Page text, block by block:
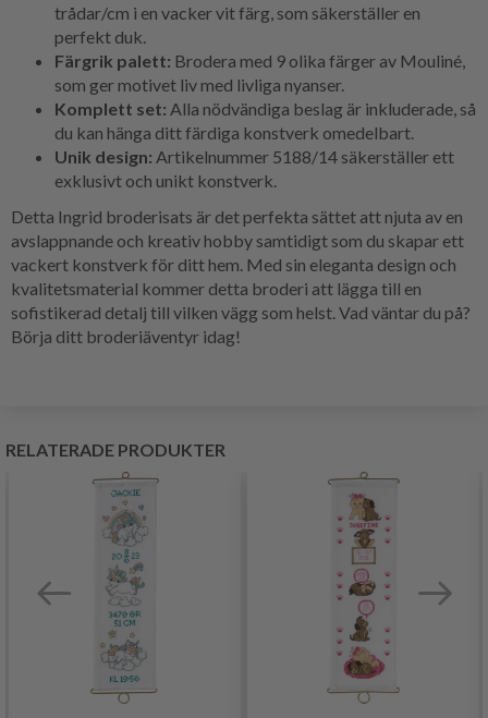
trådar/cm i en vacker vit färg, som säkerställer en
perfekt duk.
Färgrik palett: Brodera med 9 olika färger av Mouliné,
som ger motivet liv med livliga nyanser.
Komplett set: Alla nödvändiga beslag är inkluderade, så
du kan hänga ditt färdiga konstverk omedelbart.
Unik design: Artikelnummer 5188/14 säkerställer ett
exklusivt och unikt konstverk.
Detta Ingrid broderisats är det perfekta sättet att njuta av en
avslappnande och kreativ hobby samtidigt som du skapar ett
vackert konstverk för ditt hem. Med sin eleganta design och
kvalitetsmaterial kommer detta broderi att lägga till en
sofistikerad detalj till vilken vägg som helst. Vad väntar du på?
Börja ditt broderiäventyr idag!
RELATERADE PRODUKTER